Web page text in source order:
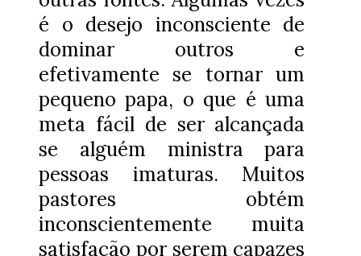
é o desejo inconsciente de
dominar outros e
efetivamente se tornar um
pequeno papa, o que é uma
meta fácil de ser alcançada
se alguém ministra para
pessoas imaturas. Muitos
pastores obtém
inconscientemente muita
satisfação por serem capazes